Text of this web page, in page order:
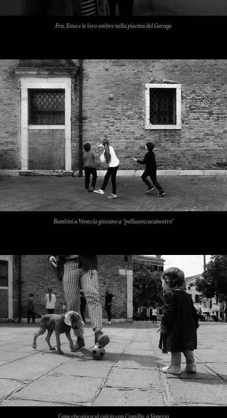
Fra, Ema e le loro ombre nella piscina del Garage
Bambini a Venezia giocano a "pallasenzacanestro"
Cane che gioca al calcio con Camilla, a Venezia